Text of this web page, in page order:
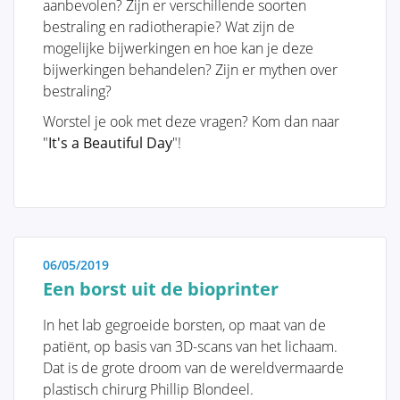
consulteren. Kennis en informatie kunnen dikwijls
een onmiddellijke geruststelling betekenen indien de
vrouw zelf in staat is het probleem te onderkennen
en inziet dat hier geen specifieke behandeling voor
te informeren bij wie wel degelijk een ernstig
borstprobleem is vastgesteld, zoals bijvoorbeeld een
Anatomie en Fysiologie
Tumoren en Aandoeningen van de
Borst
aanbevolen? Zijn er verschillende soorten
bestraling en radiotherapie? Wat zijn de
mogelijke bijwerkingen en hoe kan je deze
bijwerkingen behandelen? Zijn er mythen over
bestraling?
Worstel je ook met deze vragen? Kom dan naar
"It's a Beautiful Day"!
06/05/2019
Een borst uit de bioprinter
In het lab gegroeide borsten, op maat van de
patiënt, op basis van 3D-scans van het lichaam.
Dat is de grote droom van de wereldvermaarde
plastisch chirurg Phillip Blondeel.